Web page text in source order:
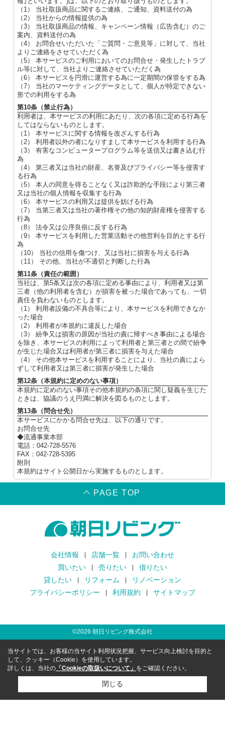
（1） 当社取扱商品に関するご連絡、ご通知、資料送付の為
（2） 当社からの情報提供の為
（3） 当社取扱商品の情報、キャンペーン情報（広告含む）のご
案内、資料送付の為
（4） お問合せいただいた「ご質問・ご意見等」に対して、当社
よりご連絡をさせていただく為
（5） 本サービスのご利用においてのお問合せ・発生したトラブ
ル等に対して、当社よりご連絡させていただく為
（6） 本サービスを円滑に運営する為に一定期間の保管をする為
（7） 当社のマーケティングデータとして、個人が特定できない
形での利用をする為
第10条（禁止行為）
利用者は、本サービスの利用にあたり、次の各項に定める行為を
してはならないものとします。
（1） 本サービスに関する情報を改ざんする行為
（2） 利用者以外の者になりすまして本サービスを利用する行為
（3） 有害なコンピュータープログラム等を送信又は書き込む行
為
（4） 第三者又は当社の財産、名誉及びプライバシー等を侵害す
る行為
（5） 本人の同意を得ることなく又は詐欺的な手段により第三者
又は当社の個人情報を収集する行為
（6） 本サービスの利用又は提供を妨げる行為
（7） 当第三者又は当社の著作権その他の知的財産権を侵害する
行為
（8） 法令又は公序良俗に反する行為
（9） 本サービスを利用した営業活動その他営利を目的とする行
為
（10） 当社の信用を傷つけ、又は当社に損害を与える行為
（11） その他、当社が不適切と判断した行為
第11条（責任の範囲）
当社は、第5条又は次の各項に定める事由により、利用者又は第
三者（他の利用者を含む）が損害を被った場合であっても、一切
責任を負わないものとします。
（1） 利用者設備の不具合等により、本サービスを利用できなか
った場合
（2） 利用者が本規約に違反した場合
（3） 紛争又は損害の原因が当社の責に帰すべき事由による場合
を除き、本サービスの利用によって利用者と第三者との間で紛争
が生じた場合又は利用者が第三者に損害を与えた場合
（4） その他本サービスを利用することにより、当社の責によら
ずして利用者又は第三者に損害が発生した場合
第12条（本規約に定めのない事項）
本規約に定めのない事項その他本規約の条項に関し疑義を生じた
ときは、協議のうえ円満に解決を図るものとします。
第13条（問合せ先）
本サービスにかかる問合せ先は、以下の通りです。
お問合せ先
◆流通事業本部
電話：042-728-5576
FAX：042-728-5395
附則
本規約はサイト公開日から実施するものとします。
PAGE TOP
会社情報 店舗一覧
お問い合わせ
買いたい
売りたい
借りたい
貸したい
リフォーム
リノベーション
プライバシーポリシー
利用規約 サイトマップ
©2026 朝日リビング株式会社
当サイトでは、お客様の当サイト利用状況把握、サービス向上検討を目的と
して、クッキー（Cookie）を使用しています。
詳しくは、当社の 「Cookieの取扱いについて」 をご確認ください。
閉じる